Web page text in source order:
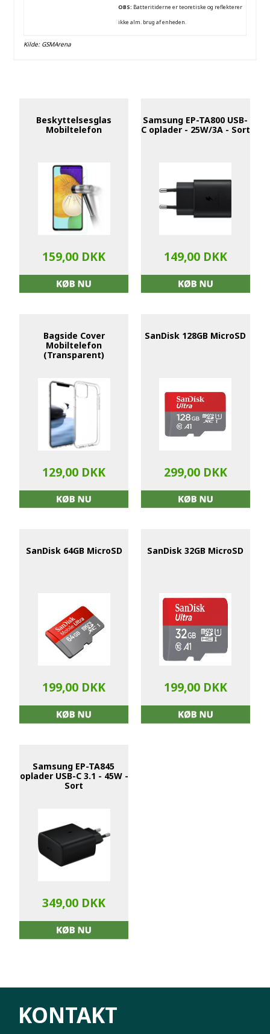
OBS: Batteritiderne er teoretiske og reflekterer
ikke alm. brug af enheden.
Kilde: GSMArena
Beskyttelsesglas
Mobiltelefon
159,00 DKK
Samsung EP-TA800 USB-
C oplader - 25W/3A - Sort
149,00 DKK
Bagside Cover
Mobiltelefon
(Transparent)
129,00 DKK
SanDisk 128GB MicroSD
299,00 DKK
SanDisk 64GB MicroSD
199,00 DKK
SanDisk 32GB MicroSD
199,00 DKK
Samsung EP-TA845
oplader USB-C 3.1 - 45W -
Sort
349,00 DKK
KONTAKT